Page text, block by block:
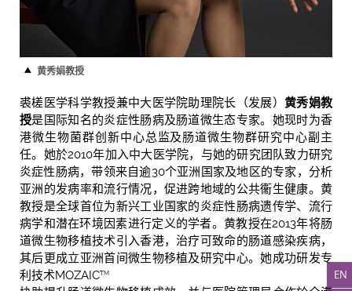
EN
黄秀娟教授
裘槎医学科学教授兼中大医学院助理院长（发展）黄秀娟教
授是国际知名的炎症性肠病及肠道微生态专家。她现时为香
港微生物菌群创新中心总监及肠道微生物群研究中心副主
任。她於2010年加入中大医学院，与她的研究团队致力研究
炎症性肠病，带领来自逾30个亚洲国家及地区的专家，分析
亚洲的发病率和流行情况，促进跨地域的公共衞生健康。黄
教授是全球首位为新兴工业国家的炎症性肠病遗传学、流行
病学和潜在环境因素进行定义的学者。黄教授在2013年将肠
道微生物移植技术引入香港，治疗可致命的肠道感染疾病，
其后更成立亚洲首间微生物移植及研究中心。她成功研发专
利技术MOZAICTM